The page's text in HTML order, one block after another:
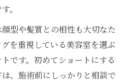
。
型や髪質との相性も大切なた
を重視している美容室を選ぶ
です。初めてショートにする
、施術前にしっかりと相談で